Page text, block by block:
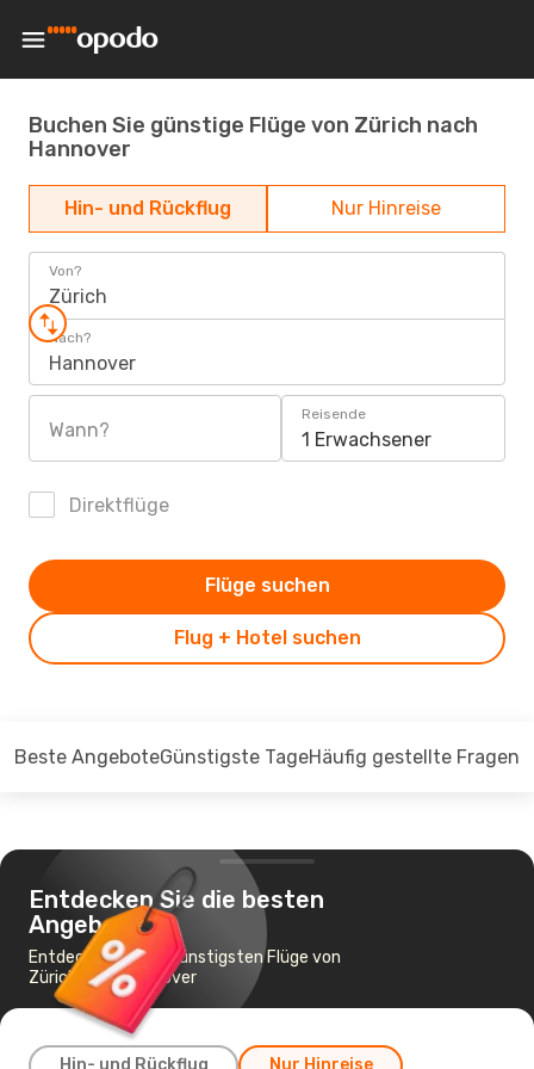
Buchen Sie günstige Flüge von Zürich nach
Hannover
Hin- und Rückflug Nur Hinreise
Von?
Zürich
Nach?
Hannover
Wann?
Reisende
1 Erwachsener
Direktflüge
Flug + Hotel suchen
Flüge suchen
Beste AngeboteGünstigste TageHäufig gestellte Fragen
Entdecken Sie die besten
Angebote
Entdecken Sie die günstigsten Flüge von
Zürich nach Hannover
Hin- und Rückflug Nur Hinreise